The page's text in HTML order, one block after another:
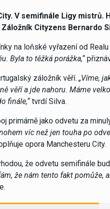
V semifinále Ligy
Cityzens Bernardo
na loňské vyřazení od
Byla to těžká porážka,“
záložník věří. „Víme,
věří a jde nahoru. Máme
finále,“tvrdí Silva.
primárně jako odvetu za
víc než jen touha po
opora Manchesteru City.
že odvetu semifinále
že nám tento fakt